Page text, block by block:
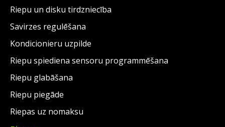
Riepu un disku tirdzniecība
Savirzes regulēšana
Kondicionieru uzpilde
Riepu spiediena sensoru programmēšana
Riepu glabāšana
Riepu piegāde
Riepas uz nomaksu